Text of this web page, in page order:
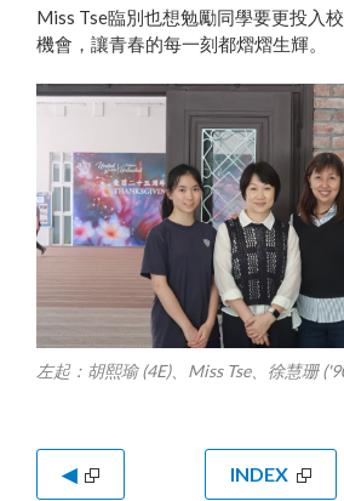
Miss Tse臨別也想勉勵同學要更投入
機會，讓青春的每一刻都熠熠生輝。
左起：胡熙瑜 (4E)、Miss Tse、徐慧珊
◀ INDEX